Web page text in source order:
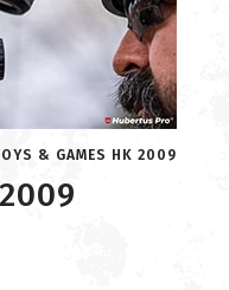
& GAMES HK 2009